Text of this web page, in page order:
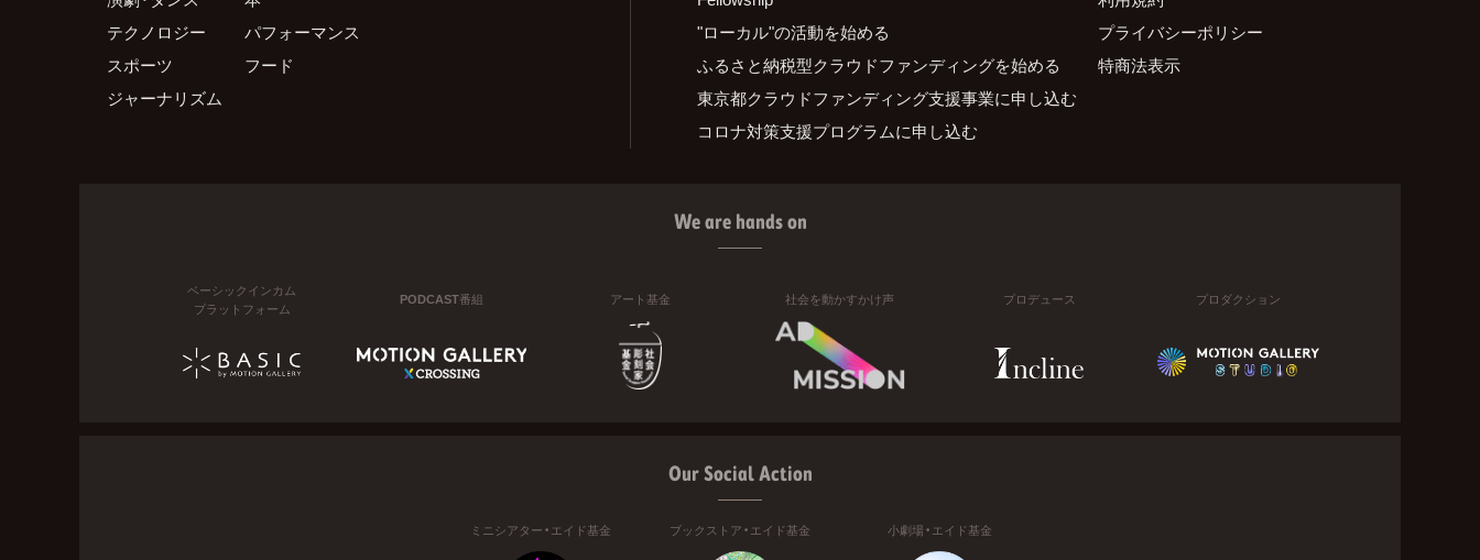
テクノロジー
パフォーマンス
スポーツ
フード
ジャーナリズム
"ローカル"の活動を始める
ふるさと納税型クラウドファンディングを始める
東京都クラウドファンディング支援事業に申し込む
コロナ対策支援プログラムに申し込む
プライバシーポリシー
特商法表示
We are hands on
ベーシックインカム
プラットフォーム
PODCAST番組 アート基金 社会を動かすかけ声 プロデュース プロダクション
Our Social Action
ミニシアター・エイド基金 ブックストア・エイド基金 小劇場・エイド基金